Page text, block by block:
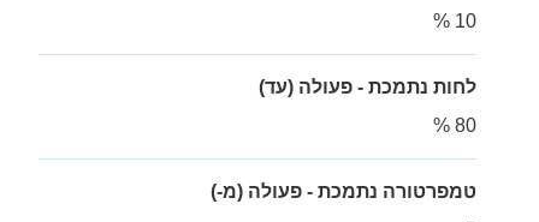
10 %
לחות נתמכת - פעולה (עד)
80 %
טמפרטורה נתמכת - פעולה (מ-)